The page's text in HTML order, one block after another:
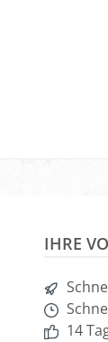
IHRE
14